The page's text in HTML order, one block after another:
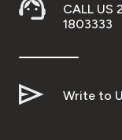
CALL US
1803333
Write to